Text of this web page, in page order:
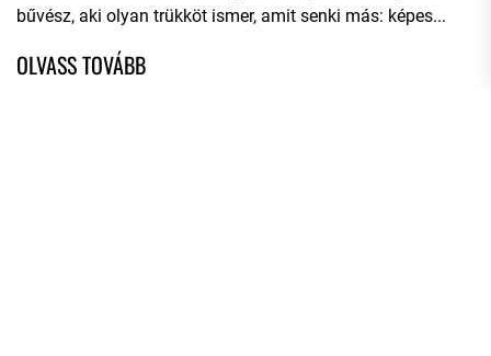
bűvész, aki olyan trükköt ismer, amit senki más: képes...